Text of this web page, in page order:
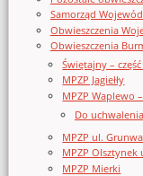
Samorząd
Obwieszczenia
Obwieszczenia
Świętajny – część
MPZP Jagiełły
MPZP Waplewo
Do uchwalenia
MPZP ul.
MPZP Olsztynek
MPZP Mierki